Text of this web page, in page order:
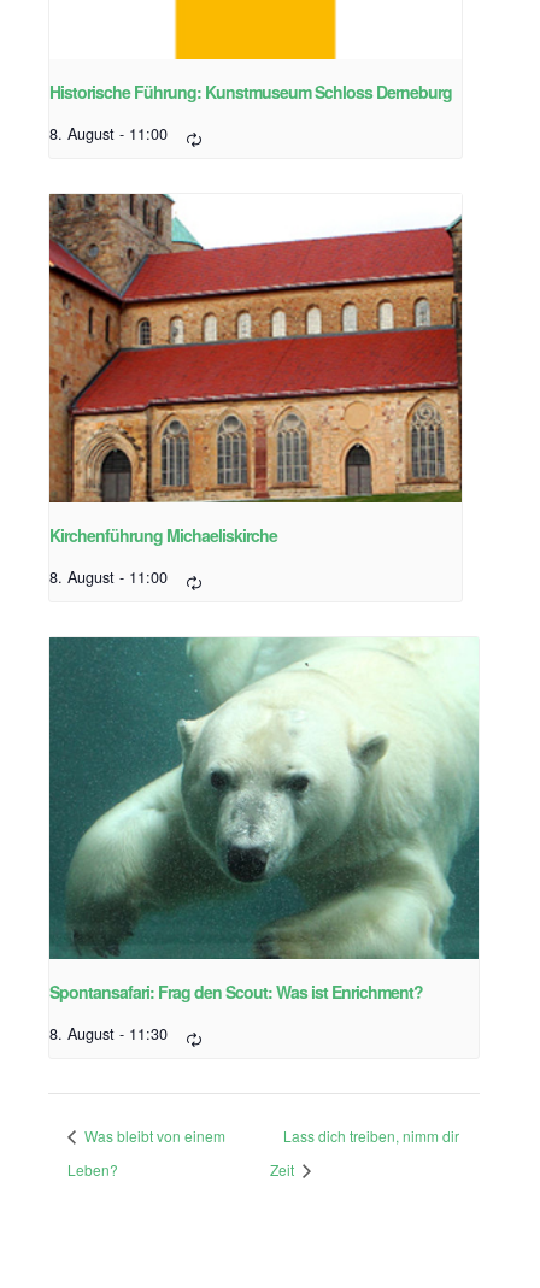
Historische Führung: Kunstmuseum Schloss Derneburg
8. August - 11:00
Kirchenführung Michaeliskirche
8. August - 11:00
Spontansafari: Frag den Scout: Was ist Enrichment?
8. August - 11:30
Was bleibt von einem
Leben?
Lass dich treiben, nimm dir
Zeit